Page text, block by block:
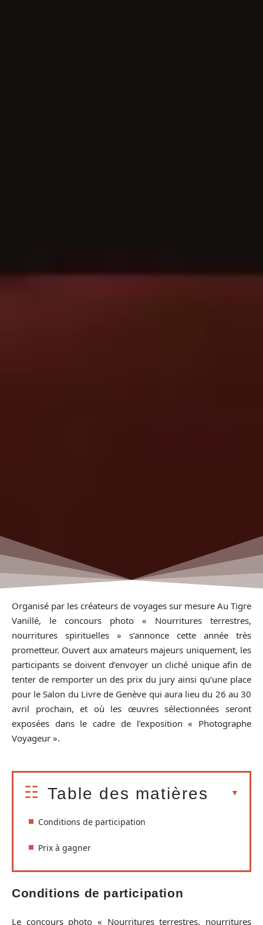
Organisé par les créateurs de voyages sur mesure Au Tigre
Vanillé, le concours photo « Nourritures terrestres,
nourritures spirituelles » s’annonce cette année très
prometteur. Ouvert aux amateurs majeurs uniquement, les
participants se doivent d’envoyer un cliché unique afin de
tenter de remporter un des prix du jury ainsi qu’une place
pour le Salon du Livre de Genève qui aura lieu du 26 au 30
avril prochain, et où les œuvres sélectionnées seront
exposées dans le cadre de l’exposition « Photographe
Voyageur ».
Table des matières
Conditions de participation
Prix à gagner
Conditions de participation
Le concours photo « Nourritures terrestres, nourritures